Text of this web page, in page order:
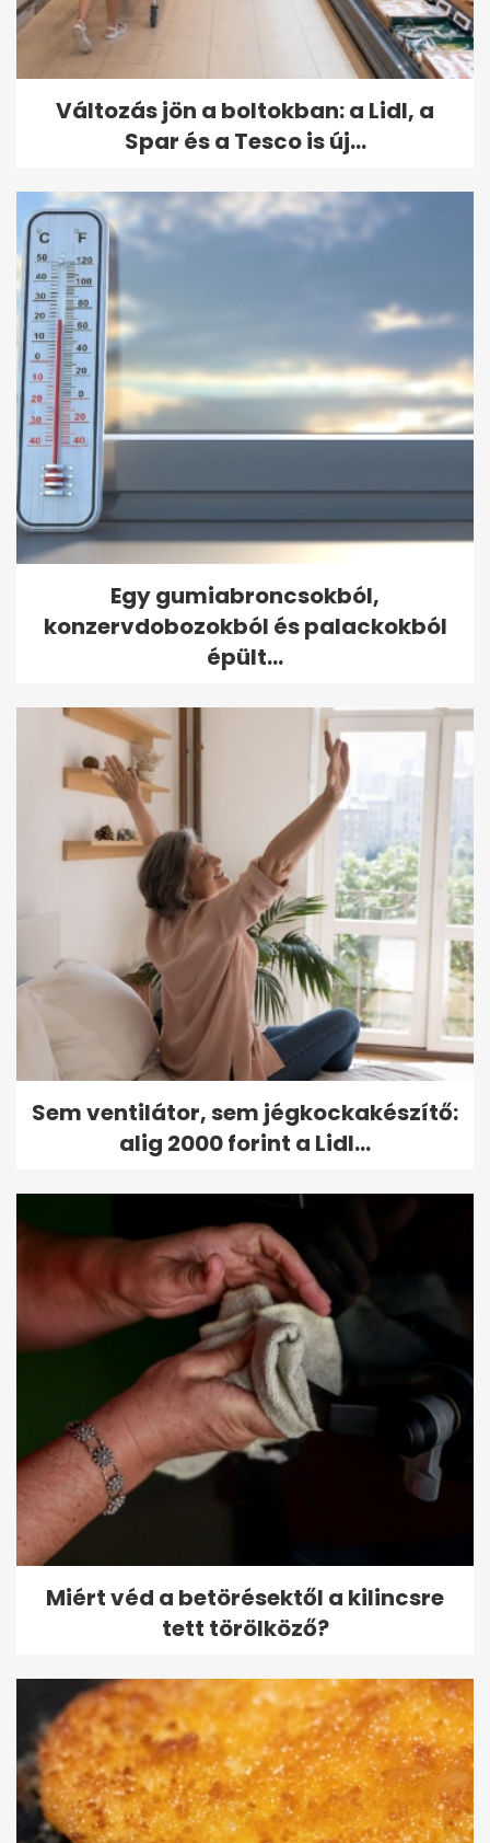
Változás jön a boltokban: a Lidl, a
Spar és a Tesco is új...
Egy gumiabroncsokból,
konzervdobozokból és palackokból
épült...
Sem ventilátor, sem jégkockakészítő:
alig 2000 forint a Lidl...
Miért véd a betörésektől a kilincsre
tett törölköző?